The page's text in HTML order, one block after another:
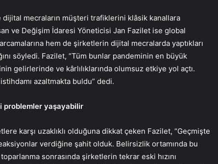
dijital mecraların müşteri trafiklerini klâsik kanallara
ve Değişim İdaresi Yöneticisi Jan Fazilet ise global
hem de şirketlerin dijital mecralarda yaptıkları
söyledi. Fazilet, “Tüm bunlar pandeminin en büyük
gelirlerinde ve kârlılıklarında olumsuz etkiye yol açtı.
azaltmakta buldu” dedi.
problemler yaşayabilir
karşı uzaklıklı olduğuna dikkat çeken Fazilet, “Geçmişte
verdiğine şahit olduk. Belirsizlik ortamında bu
sonrasında şirketlerin tekrar eski hızını